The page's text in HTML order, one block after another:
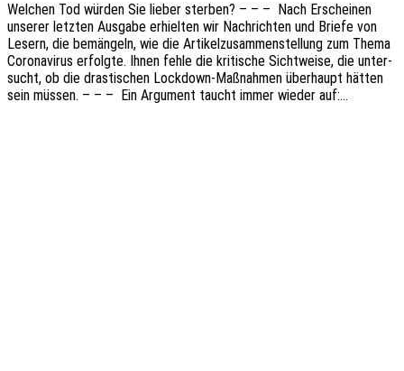
Welchen Tod würden Sie lieber ster­ben? – – – Nach Erschei­nen
unse­rer letz­ten Ausga­be erhiel­ten wir Nach­rich­ten und Briefe von
Lesern, die bemän­geln, wie die Arti­kel­zu­sam­men­stel­lung zum Thema
Coro­na­vi­rus erfolg­te. Ihnen fehle die kriti­sche Sicht­wei­se, die unter­
sucht, ob die dras­ti­schen Lock­­down-Maßnah­­men über­haupt hätten
sein müssen. – – – Ein Argu­ment taucht immer wieder auf:…